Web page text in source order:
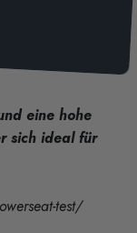
eine hohe
sich ideal für
test/